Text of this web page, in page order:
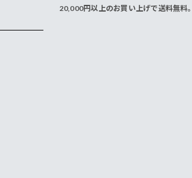
20,000円以上のお買い上げで送料無料。